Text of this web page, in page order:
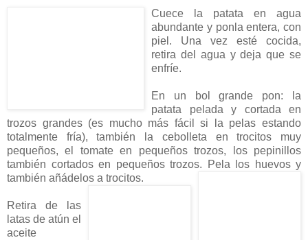
Cuece la patata en agua
abundante y ponla entera, con
piel. Una vez esté cocida,
retira del agua y deja que se
enfríe.
En un bol grande pon: la
patata pelada y cortada en
trozos grandes (es mucho más fácil si la pelas estando
totalmente fría), también la cebolleta en trocitos muy
pequeños, el tomate en pequeños trozos, los pepinillos
también cortados en pequeños trozos. Pela los huevos y
también añádelos a trocitos.
Retira de las
latas de atún el
aceite